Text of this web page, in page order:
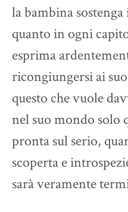
la bambina
quanto in ogni
esprima
ricongiungersi ai
questo che vuole
nel suo mondo solo
pronta sul serio,
scoperta e
sarà veramente